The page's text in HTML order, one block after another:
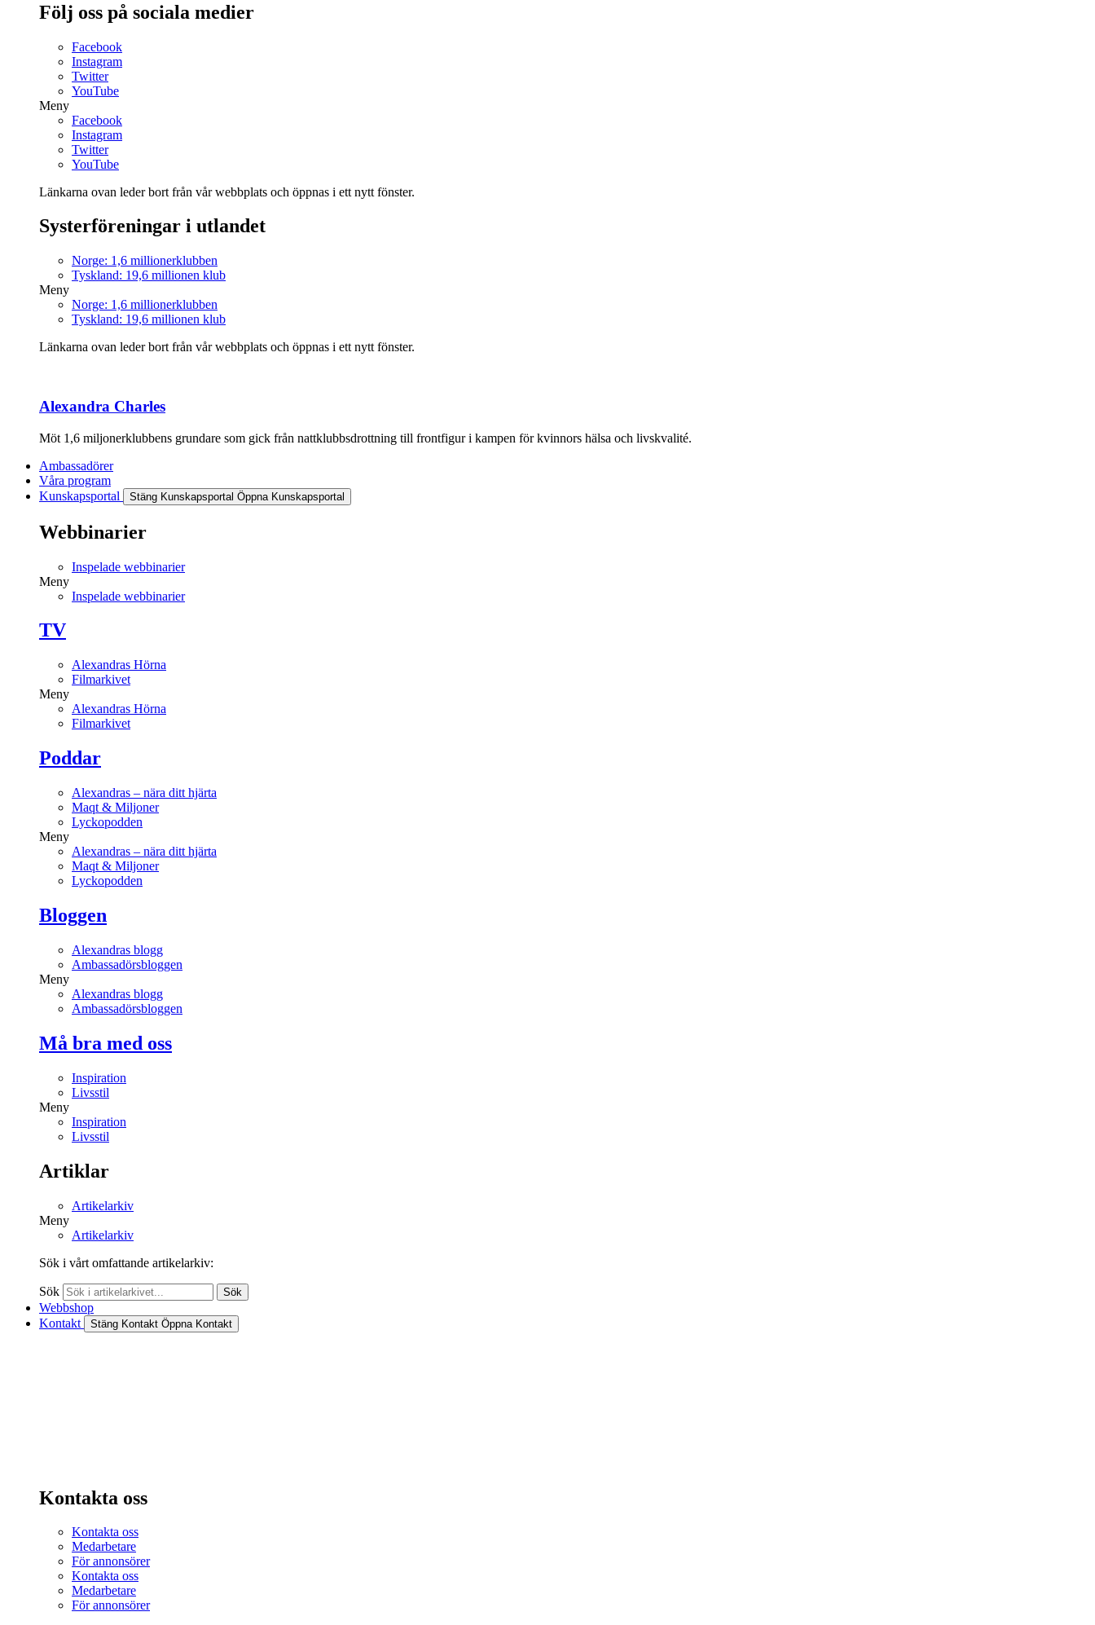
Följ oss på sociala medier
Facebook
Instagram
Twitter
YouTube
Meny
Facebook
Instagram
Twitter
YouTube
Länkarna ovan leder bort från vår webbplats och öppnas i ett nytt fönster.
Systerföreningar i utlandet
Norge: 1,6 millionerklubben
Tyskland: 19,6 millionen klub
Meny
Norge: 1,6 millionerklubben
Tyskland: 19,6 millionen klub
Länkarna ovan leder bort från vår webbplats och öppnas i ett nytt fönster.
Alexandra Charles
Möt 1,6 miljonerklubbens grundare som gick från nattklubbsdrottning till frontfigur i kampen för kvinnors hälsa och livskvalité.
Ambassadörer
Våra program
Kunskapsportal
Stäng Kunskapsportal Öppna Kunskapsportal
Webbinarier
Inspelade webbinarier
Meny
Inspelade webbinarier
TV
Alexandras Hörna
Filmarkivet
Meny
Alexandras Hörna
Filmarkivet
Poddar
Alexandras – nära ditt hjärta
Maqt & Miljoner
Lyckopodden
Meny
Alexandras – nära ditt hjärta
Maqt & Miljoner
Lyckopodden
Bloggen
Alexandras blogg
Ambassadörsbloggen
Meny
Alexandras blogg
Ambassadörsbloggen
Må bra med oss
Inspiration
Livsstil
Meny
Inspiration
Livsstil
Artiklar
Artikelarkiv
Meny
Artikelarkiv
Sök i vårt omfattande artikelarkiv:
Sök Sök
Webbshop
Kontakt
Stäng Kontakt Öppna Kontakt
Kontakta oss
Kontakta oss
Medarbetare
För annonsörer
Kontakta oss
Medarbetare
För annonsörer